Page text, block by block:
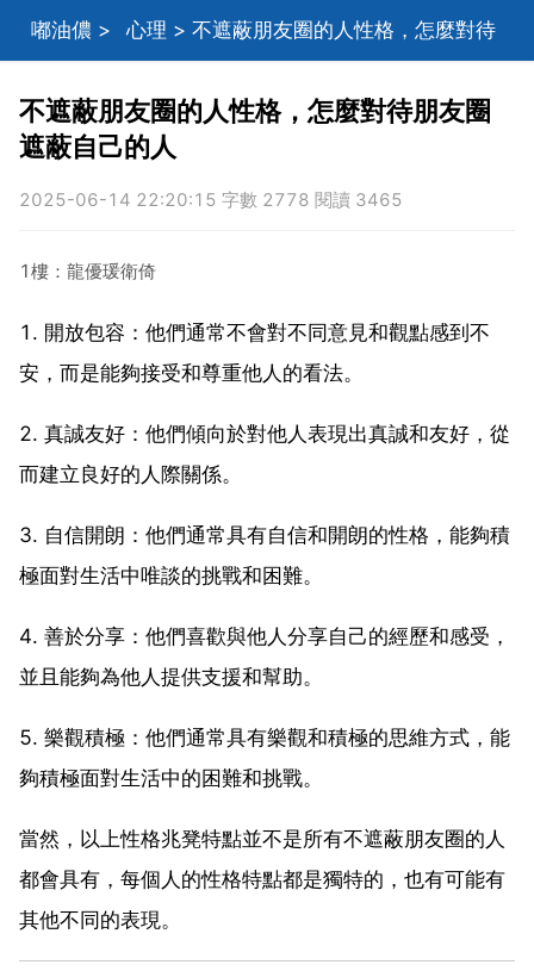
嘟油儂 > 心理 > 不遮蔽朋友圈的人性格，怎麼對待
朋友圈遮蔽自己的人
不遮蔽朋友圈的人性格，怎麼對待朋友圈
遮蔽自己的人
2025-06-14 22:20:15 字數 2778 閱讀 3465
1樓：龍優瑗衛倚
1. 開放包容：他們通常不會對不同意見和觀點感到不
安，而是能夠接受和尊重他人的看法。
2. 真誠友好：他們傾向於對他人表現出真誠和友好，從
而建立良好的人際關係。
3. 自信開朗：他們通常具有自信和開朗的性格，能夠積
極面對生活中唯談的挑戰和困難。
4. 善於分享：他們喜歡與他人分享自己的經歷和感受，
並且能夠為他人提供支援和幫助。
5. 樂觀積極：他們通常具有樂觀和積極的思維方式，能
夠積極面對生活中的困難和挑戰。
當然，以上性格兆凳特點並不是所有不遮蔽朋友圈的人
都會具有，每個人的性格特點都是獨特的，也有可能有
其他不同的表現。